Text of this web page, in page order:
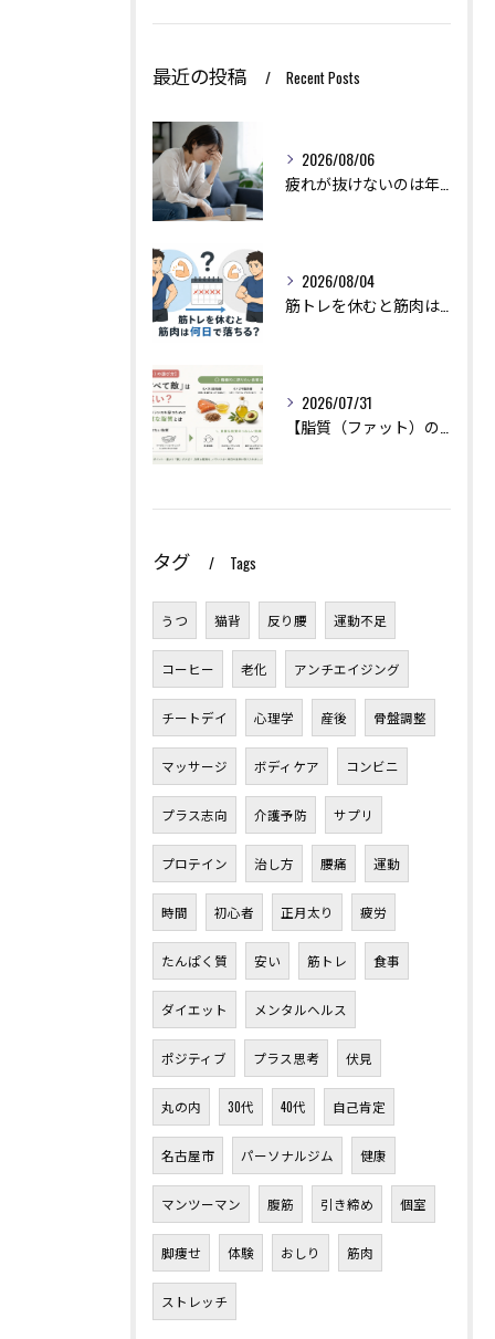
最近の投稿 Recent Posts
2026/08/06
2026/08/04
2026/07/31
タグ Tags
うつ 猫背 反り腰 運動不足
コーヒー 老化 アンチエイジング
チートデイ 心理学 産後 骨盤調整
マッサージ ボディケア コンビニ
プラス志向 介護予防 サプリ
プロテイン 治し方 腰痛 運動
時間 初心者 正月太り 疲労
たんぱく質 安い 筋トレ 食事
ダイエット メンタルヘルス
ポジティブ プラス思考 伏見
丸の内 30代 40代 自己肯定
名古屋市 パーソナルジム 健康
マンツーマン 腹筋 引き締め 個室
脚痩せ 体験 おしり 筋肉
ストレッチ